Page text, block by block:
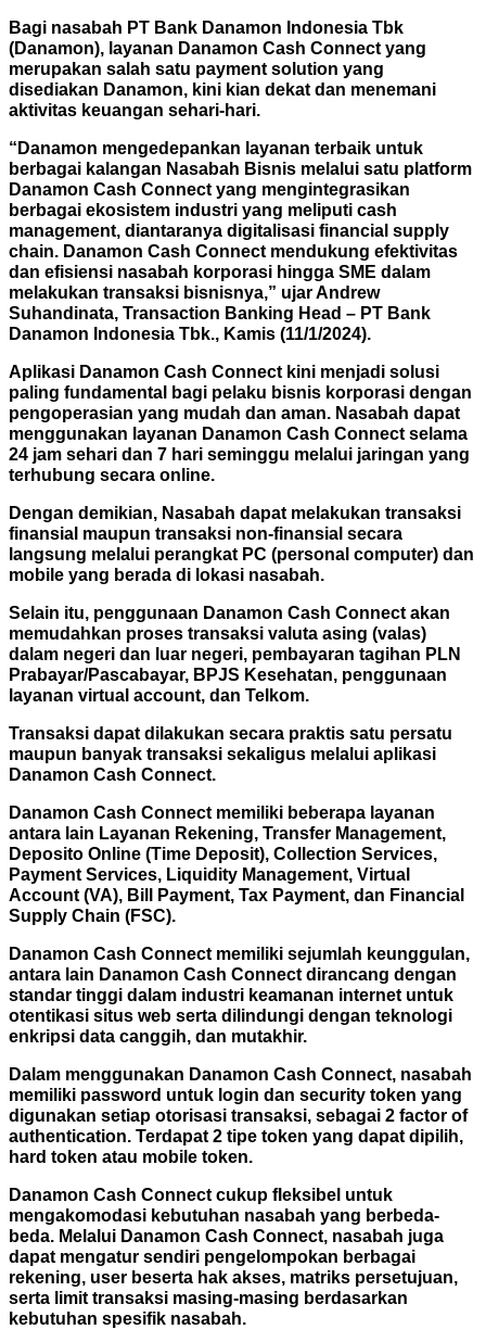
Bagi nasabah PT Bank Danamon Indonesia Tbk
(Danamon), layanan Danamon Cash Connect yang
merupakan salah satu payment solution yang
disediakan Danamon, kini kian dekat dan menemani
aktivitas keuangan sehari-hari.
“Danamon mengedepankan layanan terbaik untuk
berbagai kalangan Nasabah Bisnis melalui satu platform
Danamon Cash Connect yang mengintegrasikan
berbagai ekosistem industri yang meliputi cash
management, diantaranya digitalisasi financial supply
chain. Danamon Cash Connect mendukung efektivitas
dan efisiensi nasabah korporasi hingga SME dalam
melakukan transaksi bisnisnya,” ujar Andrew
Suhandinata, Transaction Banking Head – PT Bank
Danamon Indonesia Tbk., Kamis (11/1/2024).
Aplikasi Danamon Cash Connect kini menjadi solusi
paling fundamental bagi pelaku bisnis korporasi dengan
pengoperasian yang mudah dan aman. Nasabah dapat
menggunakan layanan Danamon Cash Connect selama
24 jam sehari dan 7 hari seminggu melalui jaringan yang
terhubung secara online.
Dengan demikian, Nasabah dapat melakukan transaksi
finansial maupun transaksi non-finansial secara
langsung melalui perangkat PC (personal computer) dan
mobile yang berada di lokasi nasabah.
Selain itu, penggunaan Danamon Cash Connect akan
memudahkan proses transaksi valuta asing (valas)
dalam negeri dan luar negeri, pembayaran tagihan PLN
Prabayar/Pascabayar, BPJS Kesehatan, penggunaan
layanan virtual account, dan Telkom.
Transaksi dapat dilakukan secara praktis satu persatu
maupun banyak transaksi sekaligus melalui aplikasi
Danamon Cash Connect.
Danamon Cash Connect memiliki beberapa layanan
antara lain Layanan Rekening, Transfer Management,
Deposito Online (Time Deposit), Collection Services,
Payment Services, Liquidity Management, Virtual
Account (VA), Bill Payment, Tax Payment, dan Financial
Supply Chain (FSC).
Danamon Cash Connect memiliki sejumlah keunggulan,
antara lain Danamon Cash Connect dirancang dengan
standar tinggi dalam industri keamanan internet untuk
otentikasi situs web serta dilindungi dengan teknologi
enkripsi data canggih, dan mutakhir.
Dalam menggunakan Danamon Cash Connect, nasabah
memiliki password untuk login dan security token yang
digunakan setiap otorisasi transaksi, sebagai 2 factor of
authentication. Terdapat 2 tipe token yang dapat dipilih,
hard token atau mobile token.
Danamon Cash Connect cukup fleksibel untuk
mengakomodasi kebutuhan nasabah yang berbeda-
beda. Melalui Danamon Cash Connect, nasabah juga
dapat mengatur sendiri pengelompokan berbagai
rekening, user beserta hak akses, matriks persetujuan,
serta limit transaksi masing-masing berdasarkan
kebutuhan spesifik nasabah.